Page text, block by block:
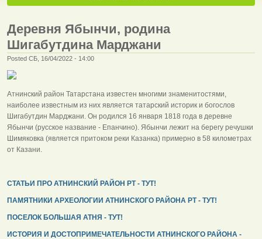
Деревня Ябынчи, родина
Шигабутдина Марджани
Posted СБ, 16/04/2022 - 14:00
Атнинский район Татарстана известен многими знаменитостями,
наиболее известным из них является татарский историк и богослов
Шигабутдин Марджани. Он родился 16 января 1818 года в деревне
Ябынчи (русское название - Епанчино). Ябынчи лежит на берегу речушки
Шимяковка (является притоком реки Казанка) примерно в 58 километрах
от Казани.
СТАТЬИ ПРО АТНИНСКИЙ РАЙОН РТ - ТУТ!
ПАМЯТНИКИ АРХЕОЛОГИИ АТНИНСКОГО РАЙОНА РТ - ТУТ!
ПОСЕЛОК БОЛЬШАЯ АТНЯ - ТУТ!
ИСТОРИЯ И ДОСТОПРИМЕЧАТЕЛЬНОСТИ АТНИНСКОГО РАЙОНА -